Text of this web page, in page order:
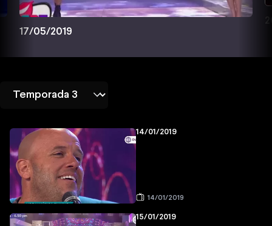
17/05/2019
14/01/2019
14/01/2019
15/01/2019